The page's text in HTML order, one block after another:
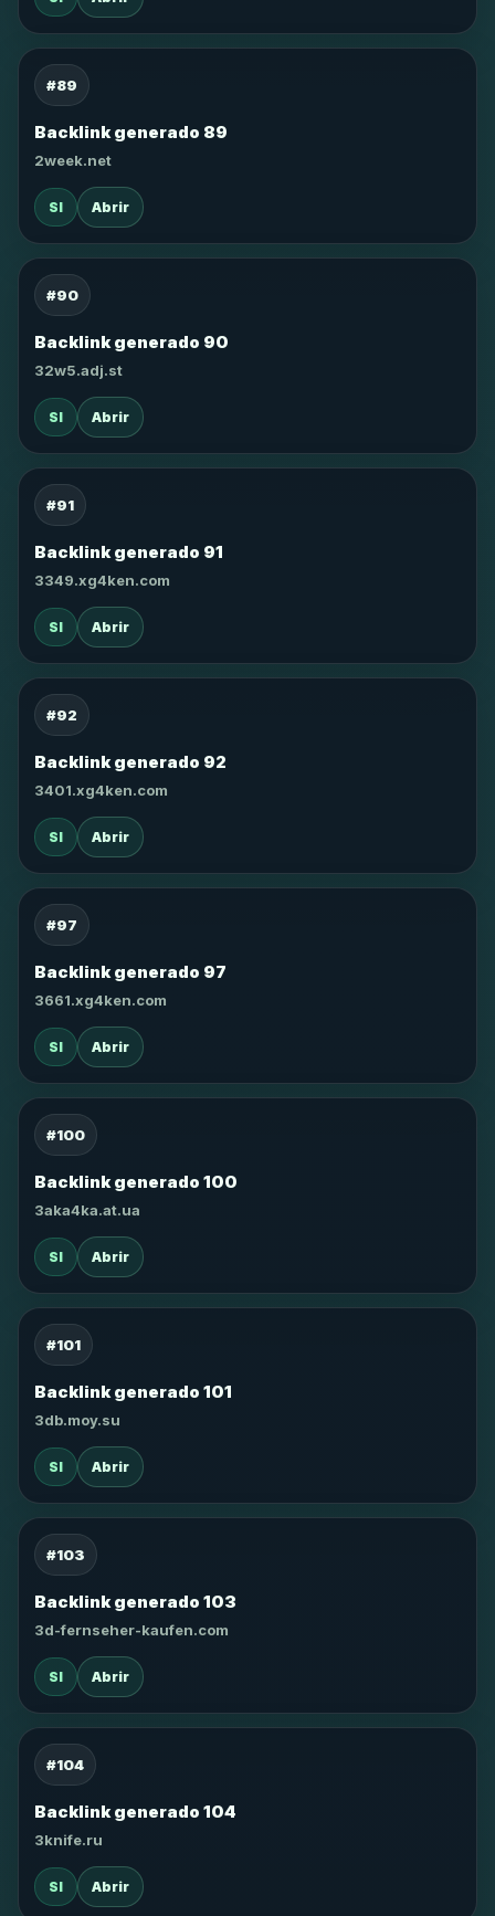
#89
Backlink generado 89
2week.net
SI Abrir
#90
Backlink generado 90
32w5.adj.st
SI Abrir
#91
Backlink generado 91
3349.xg4ken.com
SI Abrir
#92
Backlink generado 92
3401.xg4ken.com
SI Abrir
#97
Backlink generado 97
3661.xg4ken.com
SI Abrir
#100
Backlink generado 100
3aka4ka.at.ua
SI Abrir
#101
Backlink generado 101
3db.moy.su
SI Abrir
#103
Backlink generado 103
3d-fernseher-kaufen.com
SI Abrir
#104
Backlink generado 104
3knife.ru
SI Abrir